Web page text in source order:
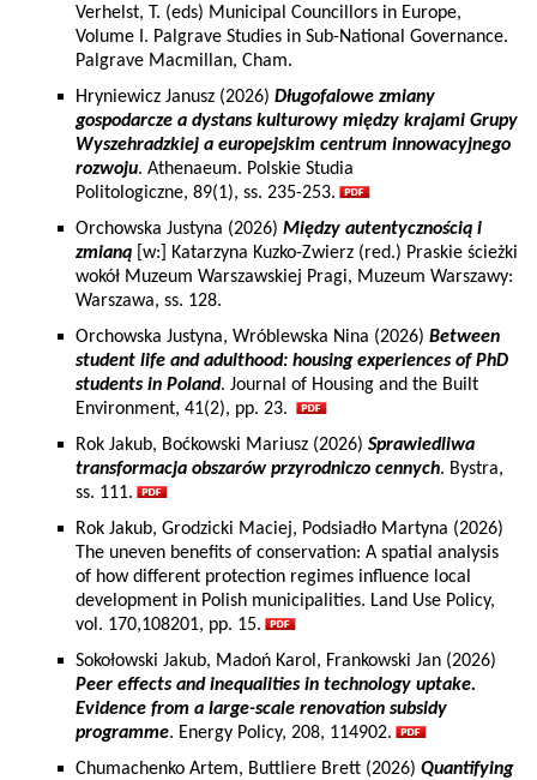
Verhelst, T. (eds) Municipal Councillors in Europe,
Volume I. Palgrave Studies in Sub-National Governance.
Palgrave Macmillan, Cham.
Hryniewicz Janusz (2026) Długofalowe zmiany
gospodarcze a dystans kulturowy między krajami Grupy
Wyszehradzkiej a europejskim centrum innowacyjnego
rozwoju. Athenaeum. Polskie Studia
Politologiczne, 89(1), ss. 235-253.
Orchowska Justyna (2026) Między autentycznością i
zmianą [w:] Katarzyna Kuzko-Zwierz (red.) Praskie ścieżki
wokół Muzeum Warszawskiej Pragi, Muzeum Warszawy:
Warszawa, ss. 128.
Orchowska Justyna, Wróblewska Nina (2026) Between
student life and adulthood: housing experiences of PhD
students in Poland. Journal of Housing and the Built
Environment, 41(2), pp. 23.
Rok Jakub, Boćkowski Mariusz (2026) Sprawiedliwa
transformacja obszarów przyrodniczo cennych. Bystra,
ss. 111.
Rok Jakub, Grodzicki Maciej, Podsiadło Martyna (2026)
The uneven benefits of conservation: A spatial analysis
of how different protection regimes influence local
development in Polish municipalities. Land Use Policy,
vol. 170,108201, pp. 15.
Sokołowski Jakub, Madoń Karol, Frankowski Jan (2026)
Peer effects and inequalities in technology uptake.
Evidence from a large-scale renovation subsidy
programme. Energy Policy, 208, 114902.
Chumachenko Artem, Buttliere Brett (2026) Quantifying